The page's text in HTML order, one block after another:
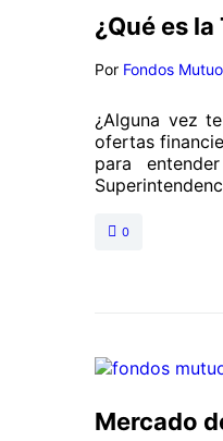
¿Qué es
Por Fondos
¿Alguna vez
ofertas
para
0
Mercado